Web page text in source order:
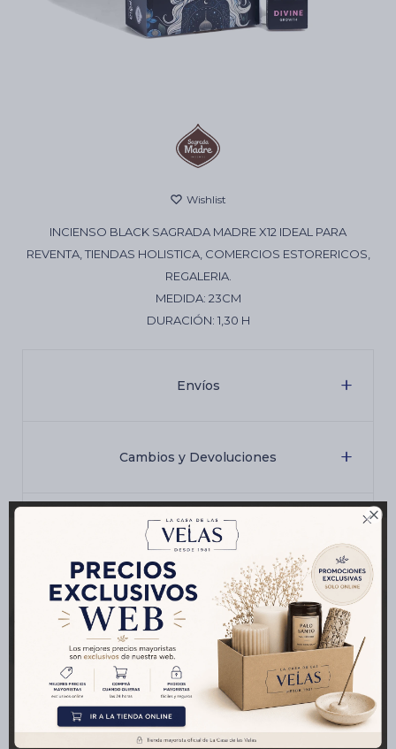

INCIENSO BLACK SAGRADA MADRE X12 IDEAL PARA
REVENTA, TIENDAS HOLISTICA, COMERCIOS ESTORERICOS,
REGALERIA.
MEDIDA: 23CM
DURACIÓN: 1,30 H
Envíos
Cambios y Devoluciones
Medios de pago
Productos que te pueden interesar
Artículos Esotéricos